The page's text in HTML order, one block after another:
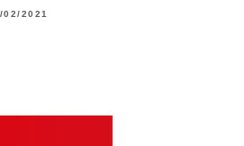
02/2021